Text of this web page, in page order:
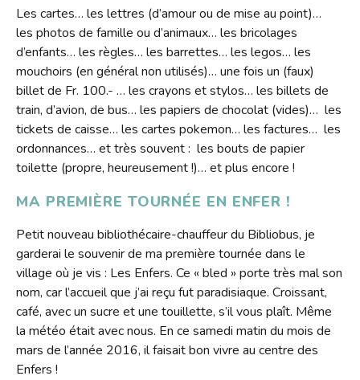
Les cartes… les lettres (d’amour ou de mise au point)…
les photos de famille ou d’animaux… les bricolages
d’enfants… les règles… les barrettes… les legos… les
mouchoirs (en général non utilisés)… une fois un (faux)
billet de Fr. 100.- … les crayons et stylos… les billets de
train, d’avion, de bus… les papiers de chocolat (vides)… les
tickets de caisse… les cartes pokemon… les factures… les
ordonnances… et très souvent : les bouts de papier
toilette (propre, heureusement !)… et plus encore !
MA PREMIÈRE TOURNÉE EN ENFER !
Petit nouveau bibliothécaire-chauffeur du Bibliobus, je
garderai le souvenir de ma première tournée dans le
village où je vis : Les Enfers. Ce « bled » porte très mal son
nom, car l’accueil que j’ai reçu fut paradisiaque. Croissant,
café, avec un sucre et une touillette, s’il vous plaît. Même
la météo était avec nous. En ce samedi matin du mois de
mars de l’année 2016, il faisait bon vivre au centre des
Enfers !